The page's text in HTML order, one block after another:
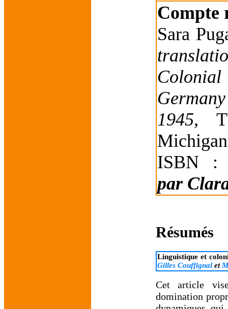
Compte
Sara
1945,
ISBN :
par
Résumés
Linguistique et
Gilles Couffignal et
Cet article
domination